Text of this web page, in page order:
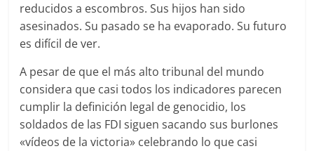
reducidos a escombros. Sus hijos han sido
asesinados. Su pasado se ha evaporado. Su futuro
es difícil de ver.
A pesar de que el más alto tribunal del mundo
considera que casi todos los indicadores parecen
cumplir la definición legal de genocidio, los
soldados de las FDI siguen sacando sus burlones
«vídeos de la victoria» celebrando lo que casi